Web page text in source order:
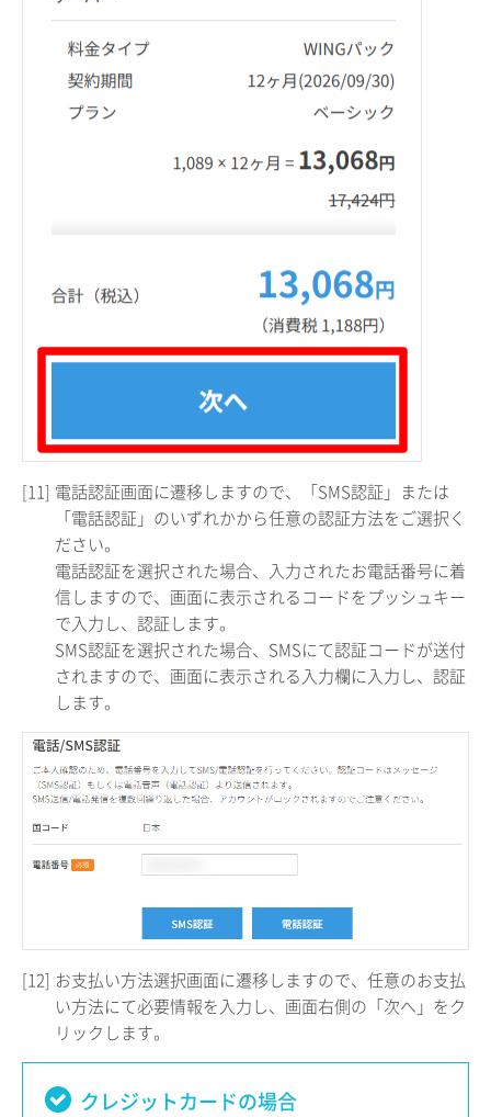
[11] 電話認証画面に遷移しますので、「SMS認証」または
「電話認証」のいずれかから任意の認証方法をご選択く
ださい。
電話認証を選択された場合、入力されたお電話番号に着
信しますので、画面に表示されるコードをプッシュキー
で入力し、認証します。
SMS認証を選択された場合、SMSにて認証コードが送付
されますので、画面に表示される入力欄に入力し、認証
します。
[12] お支払い方法選択画面に遷移しますので、任意のお支払
い方法にて必要情報を入力し、画面右側の「次へ」をク
リックします。
クレジットカードの場合